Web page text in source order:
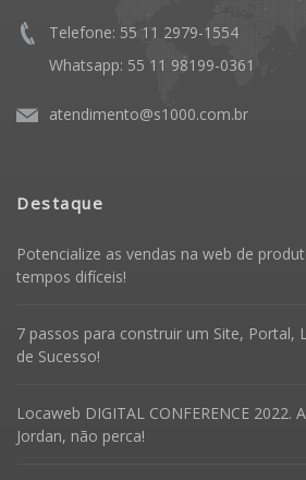
Telefone: 55 11 2979-1554
Whatsapp: 55 11 98199-0361
atendimento@s1000.com.br
Destaque
Potencialize as vendas na web de
tempos difíceis!
7 passos para construir um Site, Portal,
de Sucesso!
Locaweb DIGITAL CONFERENCE 2022.
Jordan, não perca!